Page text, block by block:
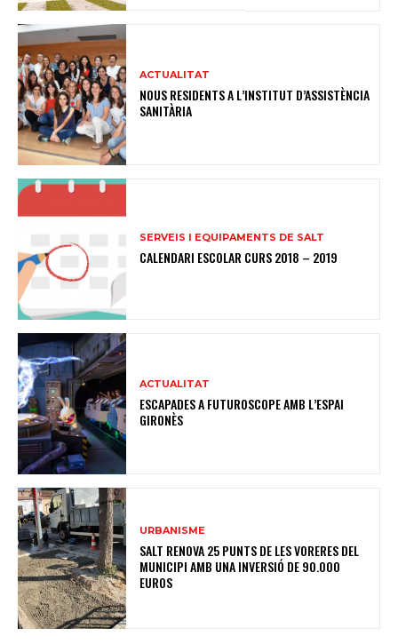
ACTUALITAT
NOUS RESIDENTS A L’INSTITUT D’ASSISTÈNCIA
SANITÀRIA
SERVEIS I EQUIPAMENTS DE SALT
CALENDARI ESCOLAR CURS 2018 – 2019
ACTUALITAT
ESCAPADES A FUTUROSCOPE AMB L’ESPAI
GIRONÈS
URBANISME
SALT RENOVA 25 PUNTS DE LES VORERES DEL
MUNICIPI AMB UNA INVERSIÓ DE 90.000
EUROS